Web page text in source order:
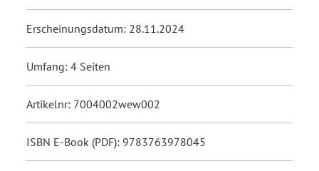
Erscheinungsdatum: 28.11.2024
Umfang: 4 Seiten
Artikelnr: 7004002wew002
ISBN E-Book (PDF): 9783763978045